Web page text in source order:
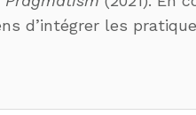
d’intégrer les